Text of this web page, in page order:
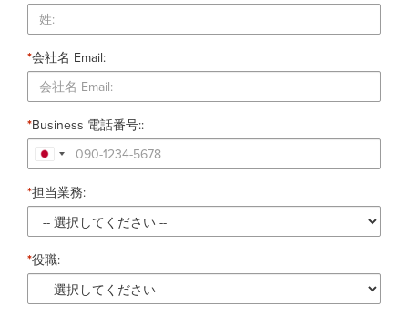
*会社名 Email:
*Business 電話番号::
*担当業務:
*役職: